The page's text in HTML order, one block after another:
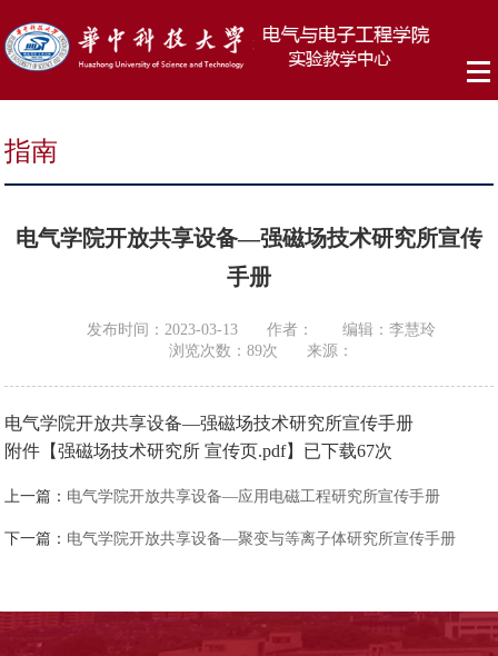
指南
电气学院开放共享设备—强磁场技术研究所宣传
手册
发布时间：2023-03-13 作者：
编辑：李慧玲
浏览次数： 89次 来源：
电气学院开放共享设备—强磁场技术研究所宣传手册
附件【强磁场技术研究所 宣传页.pdf】已下载67次
上一篇： 电气学院开放共享设备—应用电磁工程研究所宣传手册
下一篇： 电气学院开放共享设备—聚变与等离子体研究所宣传手册